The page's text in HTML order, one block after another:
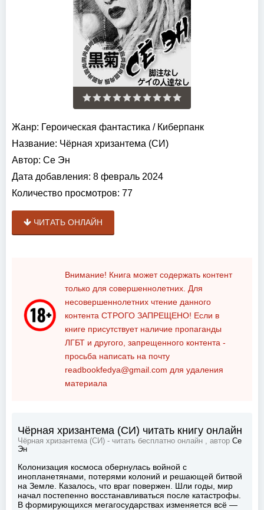
Жанр: Героическая фантастика / Киберпанк
Название: Чёрная хризантема (СИ)
Автор: Се Эн
Дата добавления: 8 февраль 2024
Количество просмотров: 77
ЧИТАТЬ ОНЛАЙН
Внимание! Книга может содержать контент
только для совершеннолетних. Для
несовершеннолетних чтение данного
контента СТРОГО ЗАПРЕЩЕНО! Если в
книге присутствует наличие пропаганды
ЛГБТ и другого, запрещенного контента -
просьба написать на почту
readbookfedya@gmail.com для удаления
материала
Чёрная хризантема (СИ) читать книгу онлайн
Чёрная хризантема (СИ) - читать бесплатно онлайн , автор Се
Эн
Колонизация космоса обернулась войной с
инопланетянами, потерями колоний и решающей битвой
на Земле. Казалось, что враг повержен. Шли годы, мир
начал постепенно восстанавливаться после катастрофы.
В формирующихся мегагосударствах изменяется всё —